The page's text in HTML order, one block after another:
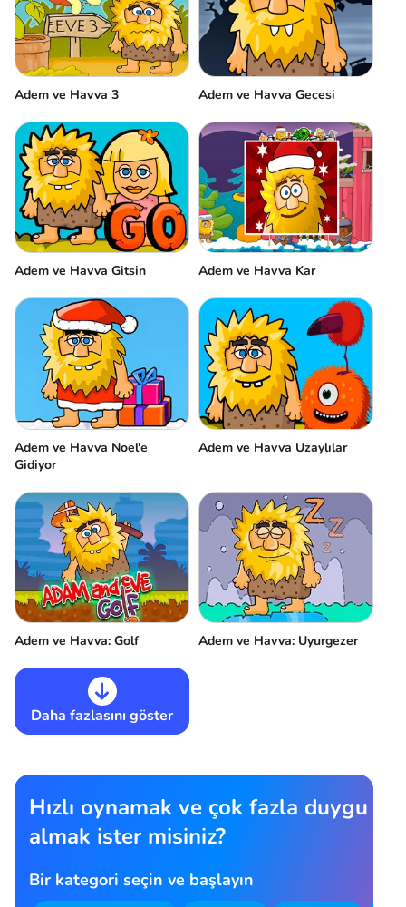
Adem ve Havva 3 Adem ve Havva Gecesi
Adem ve Havva Gitsin Adem ve Havva Kar
Adem ve Havva Noel'e
Gidiyor
Adem ve Havva Uzaylılar
Adem ve Havva: Golf Adem ve Havva: Uyurgezer
Daha fazlasını göster
Hızlı oynamak ve çok fazla duygu
almak ister misiniz?
Bir kategori seçin ve başlayın